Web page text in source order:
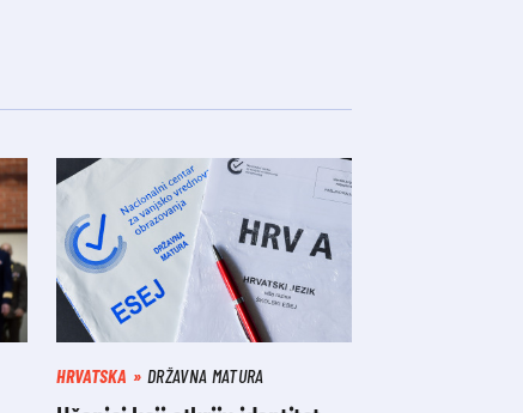
HRVATSKA DRŽAVNA MATURA